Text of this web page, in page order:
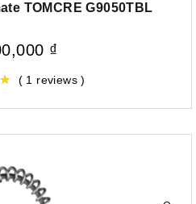
TOMCRE G9050TBL
₫
( 1 reviews )